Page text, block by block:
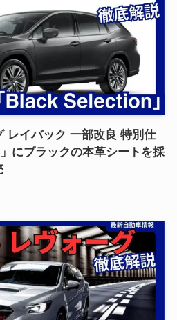
レイバック 一部改良 特別仕
にブラックの本革シートを採